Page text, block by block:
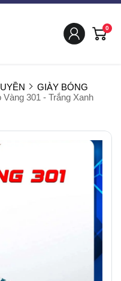
0
GIÀY BÓNG
301 - Trắng Xanh